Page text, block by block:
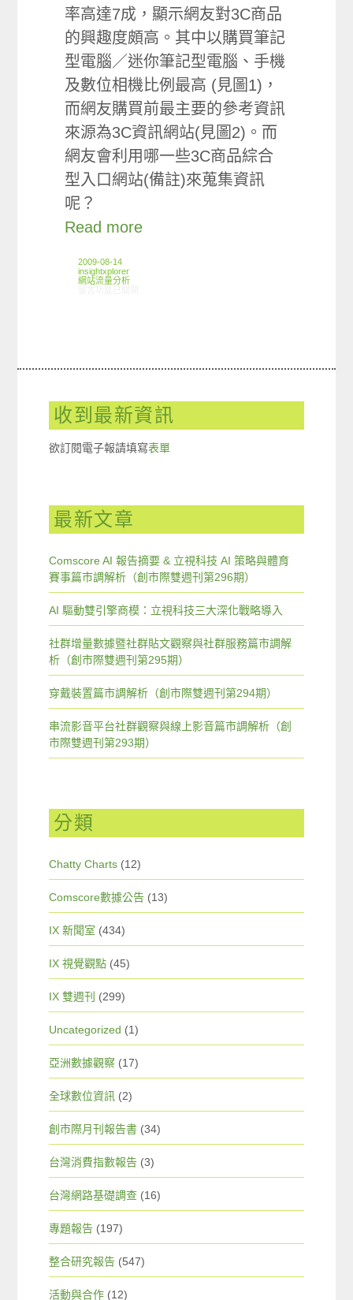
率高達7成，顯示網友對3C商品
的興趣度頗高。其中以購買筆記
型電腦／迷你筆記型電腦、手機
及數位相機比例最高 (見圖1)，
而網友購買前最主要的參考資訊
來源為3C資訊網站(見圖2)。而
網友會利用哪一些3C商品綜合
型入口網站(備註)來蒐集資訊
呢？
Read more
2009-08-14
insightxplorer
網站流量分析
收到最新資訊
欲訂閱電子報請填寫表單
最新文章
Comscore AI 報告摘要 & 立視科技 AI 策略與體育
賽事篇市調解析（創市際雙週刊第296期）
AI 驅動雙引擎商模：立視科技三大深化戰略導入
社群增量數據暨社群貼文觀察與社群服務篇市調解
析（創市際雙週刊第295期）
穿戴裝置篇市調解析（創市際雙週刊第294期）
串流影音平台社群觀察與線上影音篇市調解析（創
市際雙週刊第293期）
分類
Chatty Charts (12)
Comscore數據公告 (13)
IX 新聞室 (434)
IX 視覺觀點 (45)
IX 雙週刊 (299)
Uncategorized (1)
亞洲數據觀察 (17)
全球數位資訊 (2)
創市際月刊報告書 (34)
台灣消費指數報告 (3)
台灣網路基礎調查 (16)
專題報告 (197)
整合研究報告 (547)
活動與合作 (12)